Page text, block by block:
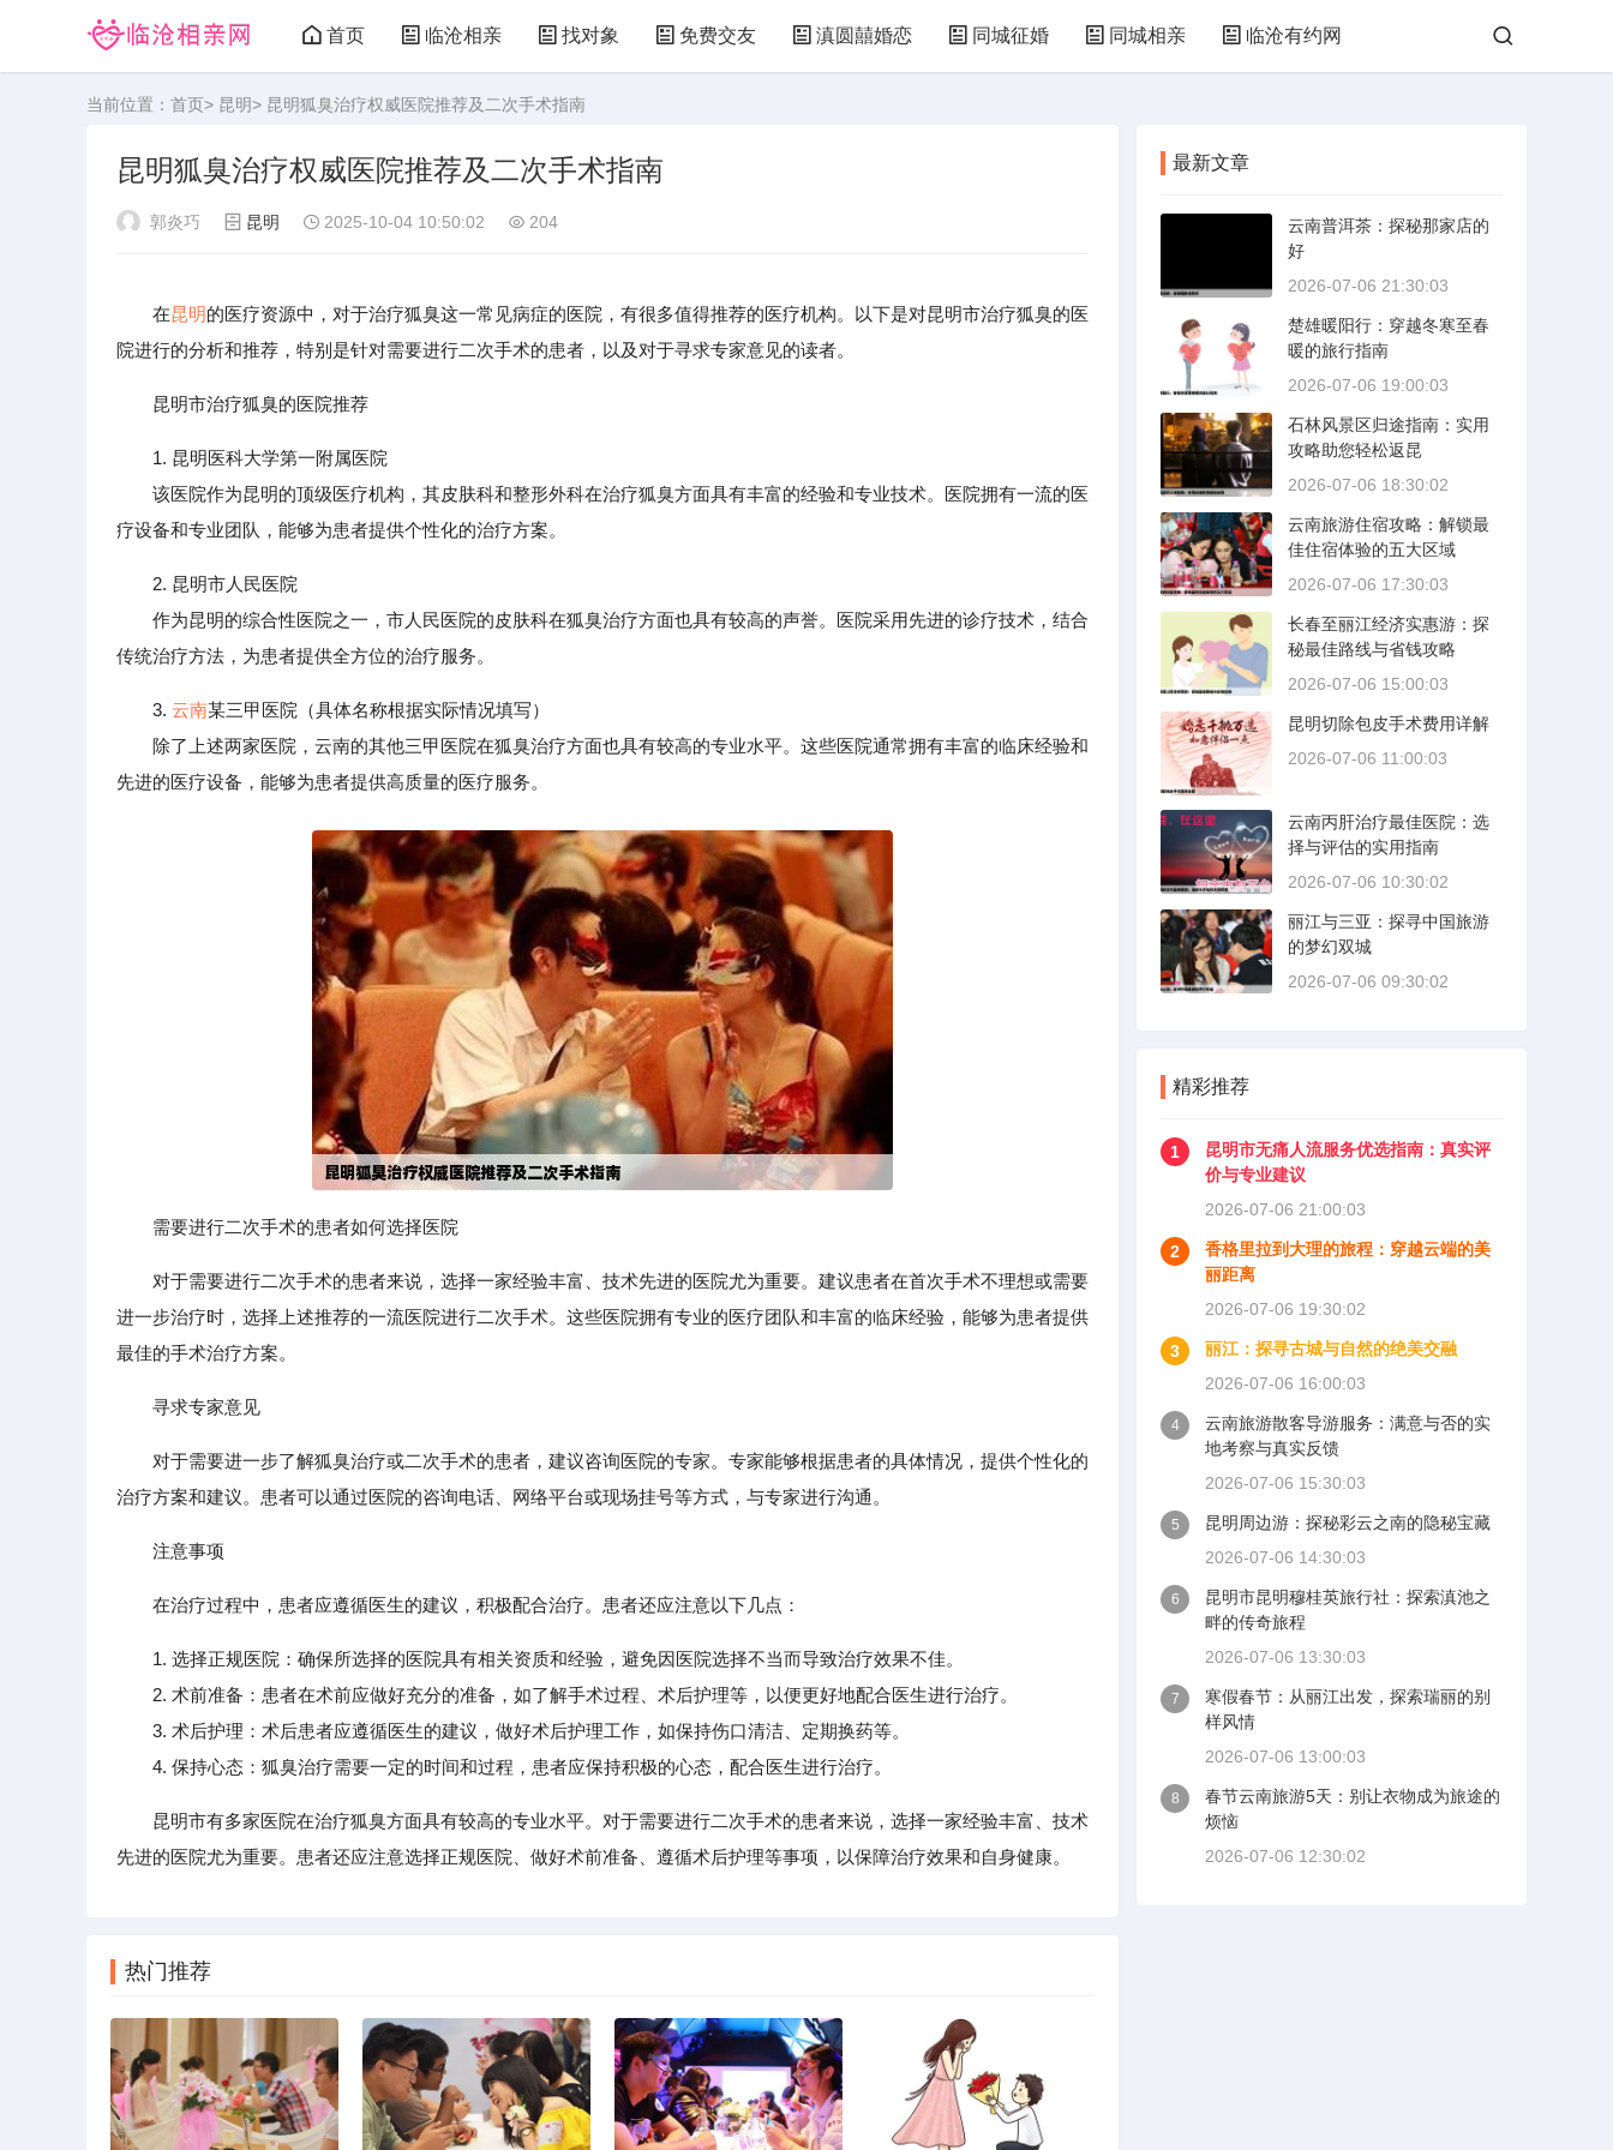
首页 临沧相亲 找对象 免费交友 滇圆囍婚恋 同城征婚 同城相亲 临沧有约网
当前位置： 首页> 昆明> 昆明狐臭治疗权威医院推荐及二次手术指南
昆明狐臭治疗权威医院推荐及二次手术指南
郭炎巧 昆明 2025-10-04 10:50:02 204
在昆明的医疗资源中，对于治疗狐臭这一常见病症的医院，有很多值得推荐的医疗机构。以下是对昆明市治疗狐臭的医
院进行的分析和推荐，特别是针对需要进行二次手术的患者，以及对于寻求专家意见的读者。
昆明市治疗狐臭的医院推荐
1. 昆明医科大学第一附属医院
该医院作为昆明的顶级医疗机构，其皮肤科和整形外科在治疗狐臭方面具有丰富的经验和专业技术。医院拥有一流的医
疗设备和专业团队，能够为患者提供个性化的治疗方案。
2. 昆明市人民医院
作为昆明的综合性医院之一，市人民医院的皮肤科在狐臭治疗方面也具有较高的声誉。医院采用先进的诊疗技术，结合
传统治疗方法，为患者提供全方位的治疗服务。
3. 云南某三甲医院（具体名称根据实际情况填写）
除了上述两家医院，云南的其他三甲医院在狐臭治疗方面也具有较高的专业水平。这些医院通常拥有丰富的临床经验和
先进的医疗设备，能够为患者提供高质量的医疗服务。
需要进行二次手术的患者如何选择医院
对于需要进行二次手术的患者来说，选择一家经验丰富、技术先进的医院尤为重要。建议患者在首次手术不理想或需要
进一步治疗时，选择上述推荐的一流医院进行二次手术。这些医院拥有专业的医疗团队和丰富的临床经验，能够为患者提供
最佳的手术治疗方案。
寻求专家意见
对于需要进一步了解狐臭治疗或二次手术的患者，建议咨询医院的专家。专家能够根据患者的具体情况，提供个性化的
治疗方案和建议。患者可以通过医院的咨询电话、网络平台或现场挂号等方式，与专家进行沟通。
注意事项
在治疗过程中，患者应遵循医生的建议，积极配合治疗。患者还应注意以下几点：
1. 选择正规医院：确保所选择的医院具有相关资质和经验，避免因医院选择不当而导致治疗效果不佳。
2. 术前准备：患者在术前应做好充分的准备，如了解手术过程、术后护理等，以便更好地配合医生进行治疗。
3. 术后护理：术后患者应遵循医生的建议，做好术后护理工作，如保持伤口清洁、定期换药等。
4. 保持心态：狐臭治疗需要一定的时间和过程，患者应保持积极的心态，配合医生进行治疗。
昆明市有多家医院在治疗狐臭方面具有较高的专业水平。对于需要进行二次手术的患者来说，选择一家经验丰富、技术
先进的医院尤为重要。患者还应注意选择正规医院、做好术前准备、遵循术后护理等事项，以保障治疗效果和自身健康。
热门推荐
最新文章
云南普洱茶：探秘那家店的
好
2026-07-06 21:30:03
楚雄暖阳行：穿越冬寒至春
暖的旅行指南
2026-07-06 19:00:03
石林风景区归途指南：实用
攻略助您轻松返昆
2026-07-06 18:30:02
云南旅游住宿攻略：解锁最
佳住宿体验的五大区域
2026-07-06 17:30:03
长春至丽江经济实惠游：探
秘最佳路线与省钱攻略
2026-07-06 15:00:03
昆明切除包皮手术费用详解
2026-07-06 11:00:03
云南丙肝治疗最佳医院：选
择与评估的实用指南
2026-07-06 10:30:02
丽江与三亚：探寻中国旅游
的梦幻双城
2026-07-06 09:30:02
精彩推荐
1
昆明市无痛人流服务优选指南：真实评
价与专业建议
2026-07-06 21:00:03
2
香格里拉到大理的旅程：穿越云端的美
丽距离
2026-07-06 19:30:02
3
丽江：探寻古城与自然的绝美交融
2026-07-06 16:00:03
4
云南旅游散客导游服务：满意与否的实
地考察与真实反馈
2026-07-06 15:30:03
5
昆明周边游：探秘彩云之南的隐秘宝藏
2026-07-06 14:30:03
6
昆明市昆明穆桂英旅行社：探索滇池之
畔的传奇旅程
2026-07-06 13:30:03
7
寒假春节：从丽江出发，探索瑞丽的别
样风情
2026-07-06 13:00:03
8
春节云南旅游5天：别让衣物成为旅途的
烦恼
2026-07-06 12:30:02